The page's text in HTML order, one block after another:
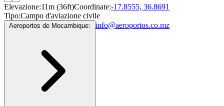
Elevazione:11m (36ft)Coordinate:-17.8555, 36.8691
Tipo:Campo d'aviazione civile
Aeroportos de Mocambique: info@aeroportos.co.mz